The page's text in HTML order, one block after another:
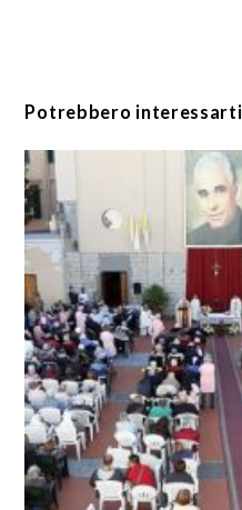
Potrebbero interessarti